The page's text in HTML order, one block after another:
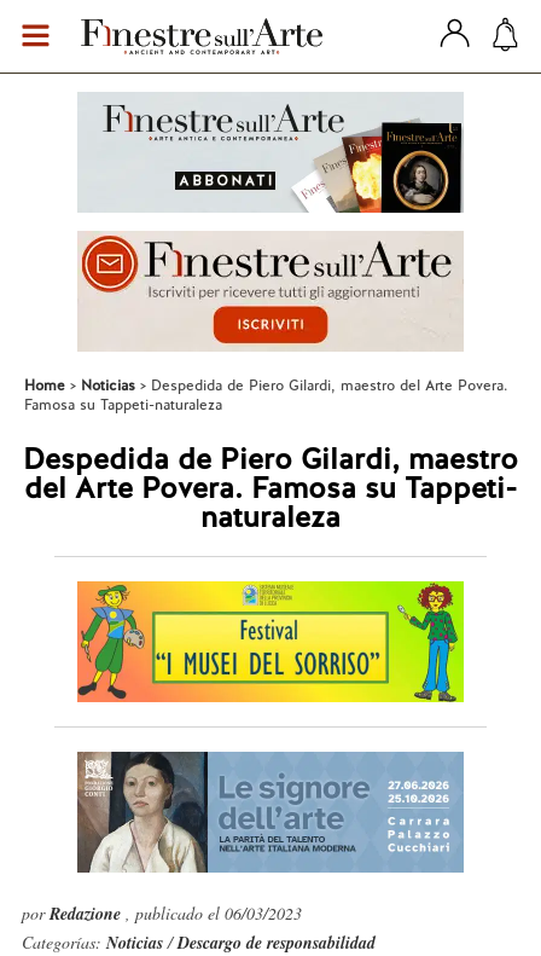
Home Noticias
Despedida de Piero Gilardi, maestro del Arte Povera.
Famosa su Tappeti-naturaleza
Despedida de Piero Gilardi, maestro
del Arte Povera. Famosa su Tappeti-
naturaleza
porRedazione , publicado el 06/03/2023
Categorías:Noticias/Descargo de responsabilidad